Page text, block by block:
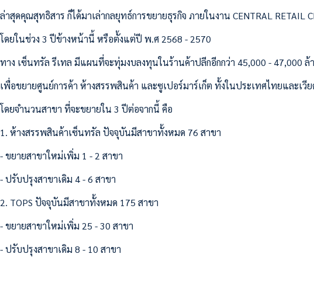
ล่าสุดคุณสุทธิสาร ก็ได้มาเล่ากลยุทธ์การขยายธุรกิจ ภายในงาน CENTRAL RETAIL
โดยในช่วง 3 ปีข้างหน้านี้ หรือตั้งแต่ปี พ.ศ 2568 - 2570
ทาง เซ็นทรัล รีเทล มีแผนที่จะทุ่มงบลงทุนในร้านค้าปลีกอีกกว่า 45,000 - 47,000 ล้
เพื่อขยายศูนย์การค้า ห้างสรรพสินค้า และซูเปอร์มาร์เก็ต ทั้งในประเทศไทยและเวี
โดยจำนวนสาขา ที่จะขยายใน 3 ปีต่อจากนี้ คือ
1. ห้างสรรพสินค้าเซ็นทรัล ปัจจุบันมีสาขาทั้งหมด 76 สาขา
- ขยายสาขาใหม่เพิ่ม 1 - 2 สาขา
- ปรับปรุงสาขาเดิม 4 - 6 สาขา
2. TOPS ปัจจุบันมีสาขาทั้งหมด 175 สาขา
- ขยายสาขาใหม่เพิ่ม 25 - 30 สาขา
- ปรับปรุงสาขาเดิม 8 - 10 สาขา